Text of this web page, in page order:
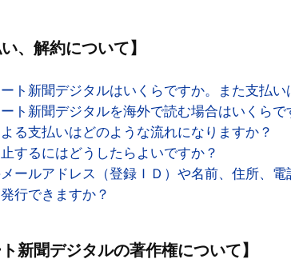
い場合、購読者は、デジタル版を利用すること
購読申し込み
ジタル版の購読は、個人のほか、法人等も申
読申し込みは、年単位での申し込みとなり、
読申し込みは、当社所定の手続きで行うもの
約が成立するものとします。
読申込者は、購読申し込みの際、必要な項目
ません。
いて承諾しないこととした場合、デジタル版
、解約について】
ト新聞デジタルはいくらですか。また支払い
ト新聞デジタルを海外で読む場合はいくらで
る支払いはどのような流れになりますか？
するにはどうしたらよいですか？
ールアドレス（登録ＩＤ）や名前、住所、電
行できますか？
新聞デジタルの著作権について】